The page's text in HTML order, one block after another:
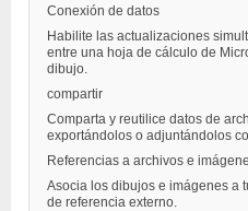
Conexión de datos
Habilite las actualizaciones
entre una hoja de cálculo de
dibujo.
compartir
Comparta y reutilice datos de
exportándolos o adjuntándolos
Referencias a archivos e
Asocia los dibujos e imágenes a
de referencia externo.